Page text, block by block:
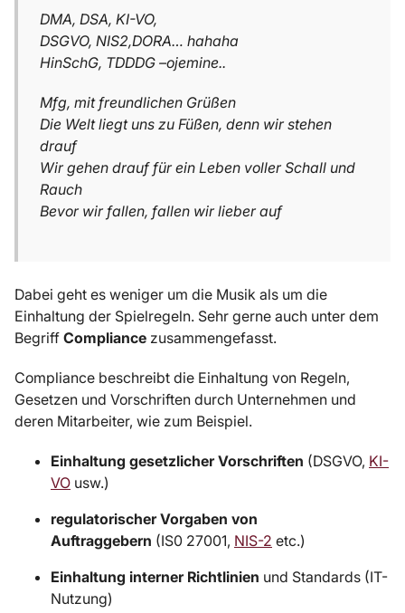
DMA, DSA, KI-VO,
DSGVO, NIS2,DORA… hahaha
HinSchG, TDDDG –ojemine..
Mfg, mit freundlichen Grüßen
Die Welt liegt uns zu Füßen, denn wir stehen
drauf
Wir gehen drauf für ein Leben voller Schall und
Rauch
Bevor wir fallen, fallen wir lieber auf
Dabei geht es weniger um die Musik als um die
Einhaltung der Spielregeln. Sehr gerne auch unter dem
Begriff Compliance zusammengefasst.
Compliance beschreibt die Einhaltung von Regeln,
Gesetzen und Vorschriften durch Unternehmen und
deren Mitarbeiter, wie zum Beispiel.
Einhaltung gesetzlicher Vorschriften (DSGVO, KI-
VO usw.)
regulatorischer Vorgaben von
Auftraggebern (IS0 27001, NIS-2 etc.)
Einhaltung interner Richtlinien und Standards (IT-
Nutzung)